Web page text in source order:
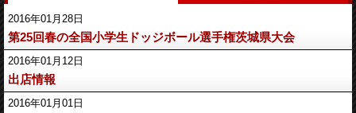
2016年01月28日
第25回春の全国小学生ドッジボール選手権茨城県大会
2016年01月12日
出店情報
2016年01月01日